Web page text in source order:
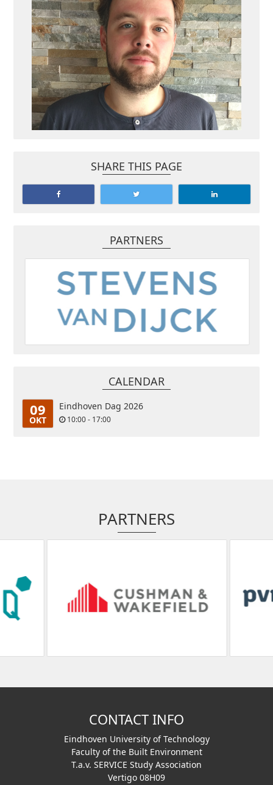
SHARE THIS PAGE
PARTNERS
CALENDAR
09
OKT
Eindhoven Dag 2026
10:00 - 17:00
PARTNERS
CONTACT INFO
Eindhoven University of Technology
Faculty of the Built Environment
T.a.v. SERVICE Study Association
Vertigo 08H09